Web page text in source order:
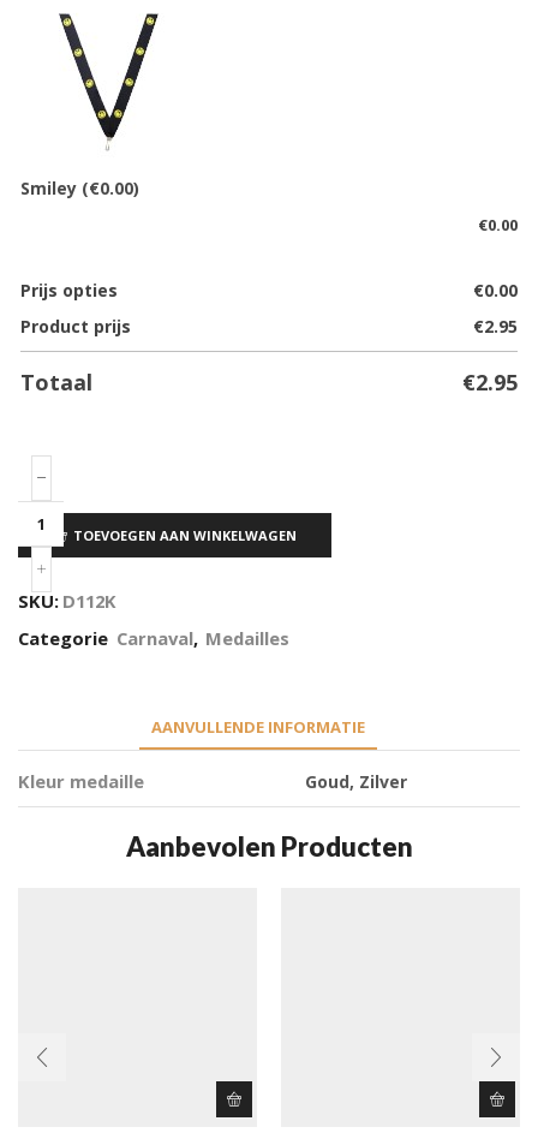
Smiley (€0.00)
€0.00
Prijs opties €0.00
Product prijs
€2.95
Totaal €2.95
TOEVOEGEN AAN WINKELWAGEN
SKU: D112K
Categorie Carnaval, Medailles
AANVULLENDE INFORMATIE
Kleur medaille Goud, Zilver
Aanbevolen Producten